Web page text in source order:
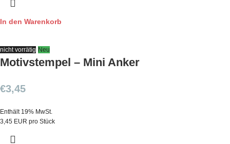
In den Warenkorb
nicht vorrätig Neu
Motivstempel – Mini Anker
€3,45
Enthält 19% MwSt.
3,45 EUR pro Stück